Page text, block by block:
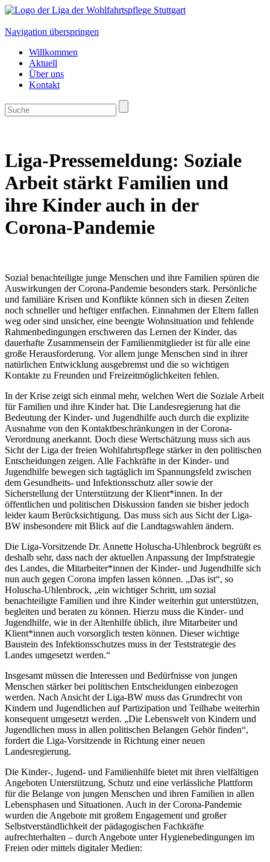
Navigation überspringen
Willkommen
Aktuell
Über uns
Kontakt
Liga-Pressemeldung: Soziale
Arbeit stärkt Familien und
ihre Kinder auch in der
Corona-Pandemie
Sozial benachteiligte junge Menschen und ihre Familien spüren die
Auswirkungen der Corona-Pandemie besonders stark. Persönliche
und familiäre Krisen und Konflikte können sich in diesen Zeiten
noch schneller und heftiger entfachen. Einnahmen der Eltern fallen
weg oder sind unsicher, eine beengte Wohnsituation und fehlende
Rahmenbedingungen erschweren das Lernen der Kinder, das
dauerhafte Zusammensein der Familienmitglieder ist für alle eine
große Herausforderung. Vor allem junge Menschen sind in ihrer
natürlichen Entwicklung ausgebremst und die so wichtigen
Kontakte zu Freunden und Freizeitmöglichkeiten fehlen.
In der Krise zeigt sich einmal mehr, welchen Wert die Soziale Arbeit
für Familien und ihre Kinder hat. Die Landesregierung hat die
Bedeutung der Kinder- und Jugendhilfe auch durch die explizite
Ausnahme von den Kontaktbeschränkungen in der Corona-
Verordnung anerkannt. Doch diese Wertschätzung muss sich aus
Sicht der Liga der freien Wohlfahrtspflege stärker in den politischen
Entscheidungen zeigen. Alle Fachkräfte in der Kinder- und
Jugendhilfe bewegen sich tagtäglich im Spannungsfeld zwischen
dem Gesundheits- und Infektionsschutz aller sowie der
Sicherstellung der Unterstützung der Klient*innen. In der
öffentlichen und politischen Diskussion fanden sie bisher jedoch
leider kaum Berücksichtigung. Das muss sich aus Sicht der Liga-
BW insbesondere mit Blick auf die Landtagswahlen ändern.
Die Liga-Vorsitzende Dr. Annette Holuscha-Uhlenbrock begrüßt es
deshalb sehr, dass nach der aktuellen Anpassung der Impfstrategie
des Landes, die Mitarbeiter*innen der Kinder- und Jugendhilfe sich
nun auch gegen Corona impfen lassen können. „Das ist“, so
Holuscha-Uhlenbrock, „ein wichtiger Schritt, um sozial
benachteiligte Familien und ihre Kinder weiterhin gut unterstützen,
begleiten und beraten zu können. Hierzu muss die Kinder- und
Jugendhilfe, wie in der Altenhilfe üblich, ihre Mitarbeiter und
Klient*innen auch vorsorglich testen können. Dieser wichtige
Baustein des Infektionsschutzes muss in der Teststrategie des
Landes umgesetzt werden.“
Insgesamt müssen die Interessen und Bedürfnisse von jungen
Menschen stärker bei politischen Entscheidungen einbezogen
werden. Nach Ansicht der Liga-BW muss das Grundrecht von
Kindern und Jugendlichen auf Partizipation und Teilhabe weiterhin
konsequent umgesetzt werden. „Die Lebenswelt von Kindern und
Jugendlichen muss in allen politischen Belangen Gehör finden“,
fordert die Liga-Vorsitzende in Richtung einer neuen
Landesregierung.
Die Kinder-, Jugend- und Familienhilfe bietet mit ihren vielfältigen
Angeboten Unterstützung, Schutz und eine verlässliche Plattform
für die Belange von jungen Menschen und ihren Familien in allen
Lebensphasen und Situationen. Auch in der Corona-Pandemie
wurden die Angebote mit großem Engagement und großer
Selbstverständlichkeit der pädagogischen Fachkräfte
aufrechterhalten – durch Angebote unter Hygienebedingungen im
Freien oder mittels digitaler Medien: